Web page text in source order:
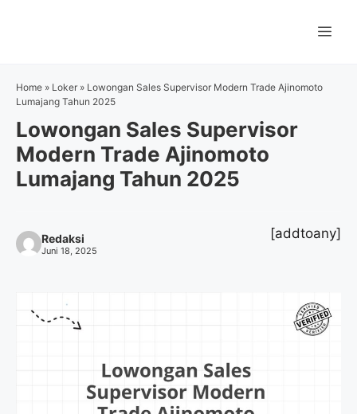
Home » Loker » Lowongan Sales Supervisor Modern Trade Ajinomoto
Lumajang Tahun 2025
Lowongan Sales Supervisor
Modern Trade Ajinomoto
Lumajang Tahun 2025
Redaksi
Juni 18, 2025
[addtoany]